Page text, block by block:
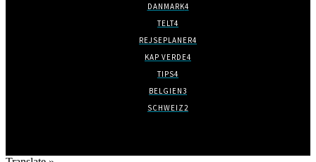
DANMARK4
TELT4
REJSEPLANER4
KAP VERDE4
TIPS4
BELGIEN3
SCHWEIZ2